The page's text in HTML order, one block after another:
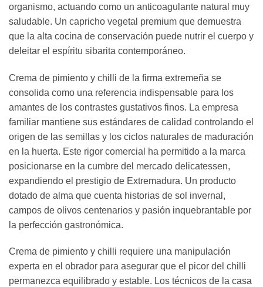
organismo, actuando como un anticoagulante natural muy
saludable. Un capricho vegetal premium que demuestra
que la alta cocina de conservación puede nutrir el cuerpo y
deleitar el espíritu sibarita contemporáneo.
Crema de pimiento y chilli de la firma extremeña se
consolida como una referencia indispensable para los
amantes de los contrastes gustativos finos. La empresa
familiar mantiene sus estándares de calidad controlando el
origen de las semillas y los ciclos naturales de maduración
en la huerta. Este rigor comercial ha permitido a la marca
posicionarse en la cumbre del mercado delicatessen,
expandiendo el prestigio de Extremadura. Un producto
dotado de alma que cuenta historias de sol invernal,
campos de olivos centenarios y pasión inquebrantable por
la perfección gastronómica.
Crema de pimiento y chilli requiere una manipulación
experta en el obrador para asegurar que el picor del chilli
permanezca equilibrado y estable. Los técnicos de la casa